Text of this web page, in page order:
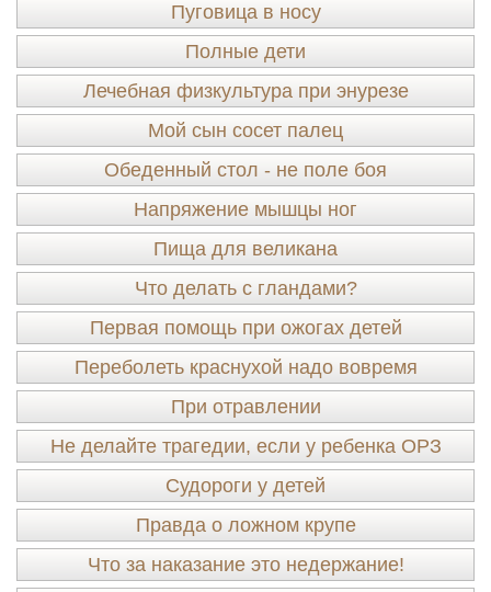
Пуговица в носу
Полные дети
Лечебная физкультура при энурезе
Мой сын сосет палец
Обеденный стол - не поле боя
Напряжение мышцы ног
Пища для великана
Что делать с гландами?
Первая помощь при ожогах детей
Переболеть краснухой надо вовремя
При отравлении
Не делайте трагедии, если у ребенка ОРЗ
Судороги у детей
Правда о ложном крупе
Что за наказание это недержание!